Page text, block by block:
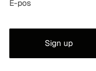
E-pos
Sign up